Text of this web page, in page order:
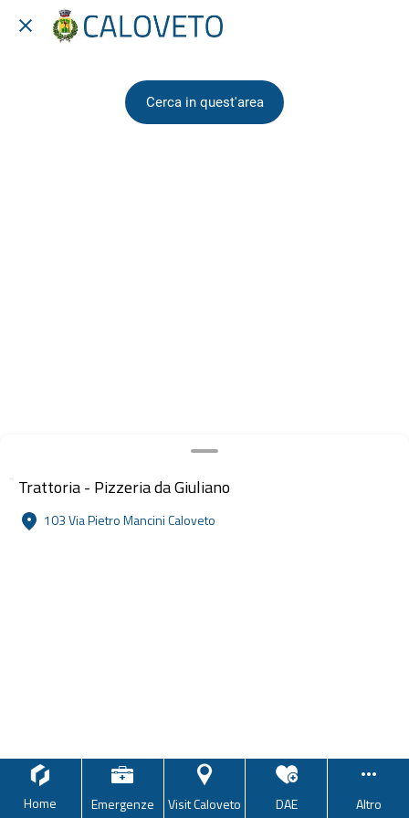
Trattoria - Pizzeria da Giuliano
103 Via Pietro Mancini Caloveto
Cerca in quest'area
Home Emergenze Visit Caloveto DAE Altro